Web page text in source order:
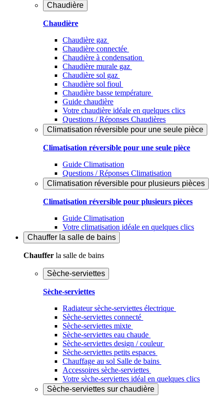
Chaudière
Chaudière
Chaudière gaz
Chaudière connectée
Chaudière à condensation
Chaudière murale gaz
Chaudière sol gaz
Chaudière sol fioul
Chaudière basse température
Guide chaudière
Votre chaudière idéale en quelques clics
Questions / Réponses Chaudières
Climatisation réversible pour une seule pièce
Climatisation réversible pour une seule pièce
Guide Climatisation
Questions / Réponses Climatisation
Climatisation réversible pour plusieurs pièces
Climatisation réversible pour plusieurs pièces
Guide Climatisation
Votre climatisation idéale en quelques clics
Chauffer la salle de bains
Chauffer la salle de bains
Sèche-serviettes
Sèche-serviettes
Radiateur sèche-serviettes électrique
Sèche-serviettes connecté
Sèche-serviettes mixte
Sèche-serviettes eau chaude
Sèche-serviettes design / couleur
Sèche-serviettes petits espaces
Chauffage au sol Salle de bains
Accessoires sèche-serviettes
Votre sèche-serviettes idéal en quelques clics
Sèche-serviettes sur chaudière